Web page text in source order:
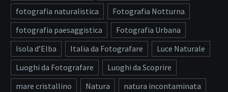
fotografia naturalistica
Fotografia Notturna
fotografia paesaggistica
Fotografia Urbana
Isola d’Elba
Italia da Fotografare
Luce Naturale
Luoghi da Fotografare
Luoghi da Scoprire
mare cristallino
Natura
natura incontaminata